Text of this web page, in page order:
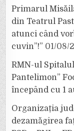
Primarul
din Teatrul
atunci când
cuvin”!” 01/08/
RMN-ul
Pantelimon”
începând cu 1
Organizația
dezamăgirea